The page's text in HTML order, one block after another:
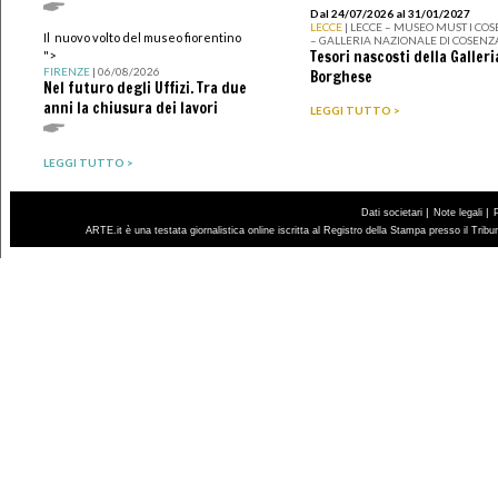
Il nuovo volto del museo fiorentino
">
FIRENZE| 06/08/2026
Nel futuro degli Uffizi. Tra due
anni la chiusura dei lavori
LEGGI TUTTO >
Dal 24/07/2026 al 31/01/2027
LECCE | LECCE – MUSEO MUST I
– GALLERIA NAZIONALE DI
Tesori nascosti della
Borghese
LEGGI TUTTO >
Dati societari | Note legali |
ARTE.it è una testata giornalistica online iscritta al Registro della Stampa presso il